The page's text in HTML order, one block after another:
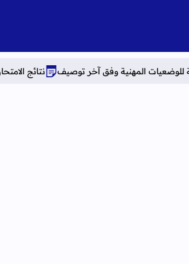
وفق آخر توصيف نتائج الامتحان المهني برسم 2025